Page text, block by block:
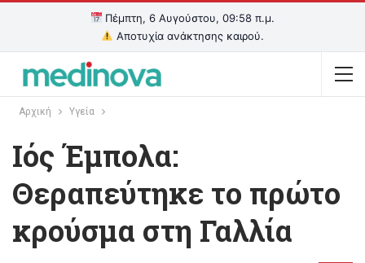
Πέμπτη, 6 Αυγούστου, 09:58 π.μ.
Αποτυχία ανάκτησης καιρού.
Αρχική Υγεία
Ιός Έμπολα:
Θεραπεύτηκε το πρώτο
κρούσμα στη Γαλλία